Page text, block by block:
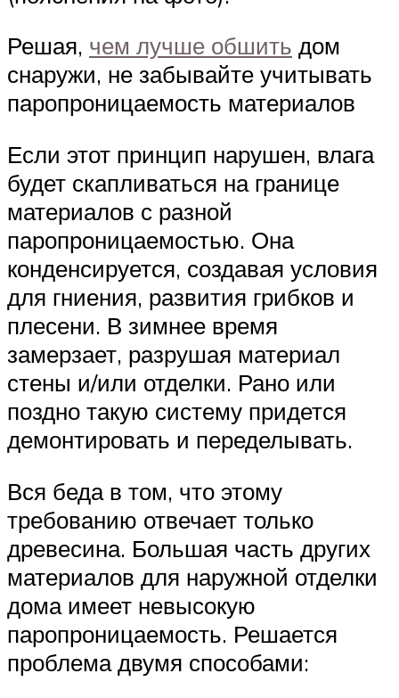
Решая, чем лучше обшить дом
снаружи, не забывайте учитывать
паропроницаемость материалов
Если этот принцип нарушен, влага
будет скапливаться на границе
материалов с разной
паропроницаемостью. Она
конденсируется, создавая условия
для гниения, развития грибков и
плесени. В зимнее время
замерзает, разрушая материал
стены и/или отделки. Рано или
поздно такую систему придется
демонтировать и переделывать.
Вся беда в том, что этому
требованию отвечает только
древесина. Большая часть других
материалов для наружной отделки
дома имеет невысокую
паропроницаемость. Решается
проблема двумя способами: